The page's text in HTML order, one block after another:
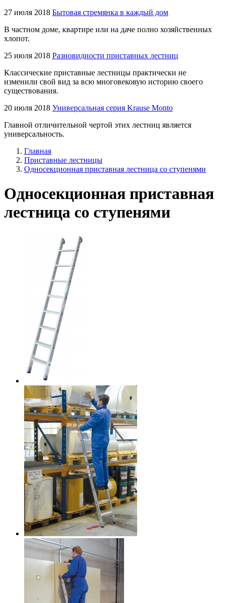
27 июля 2018 Бытовая стремянка в каждый дом
В частном доме, квартире или на даче полно хозяйственных
хлопот.
25 июля 2018 Разновидности приставных лестниц
Классические приставные лестницы практически не
изменили свой вид за всю многовековую историю своего
существования.
20 июля 2018 Универсальная серия Krause Monto
Главной отличительной чертой этих лестниц является
универсальность.
Главная
Приставные лестницы
Односекционная приставная лестница со ступенями
Односекционная приставная
лестница со ступенями